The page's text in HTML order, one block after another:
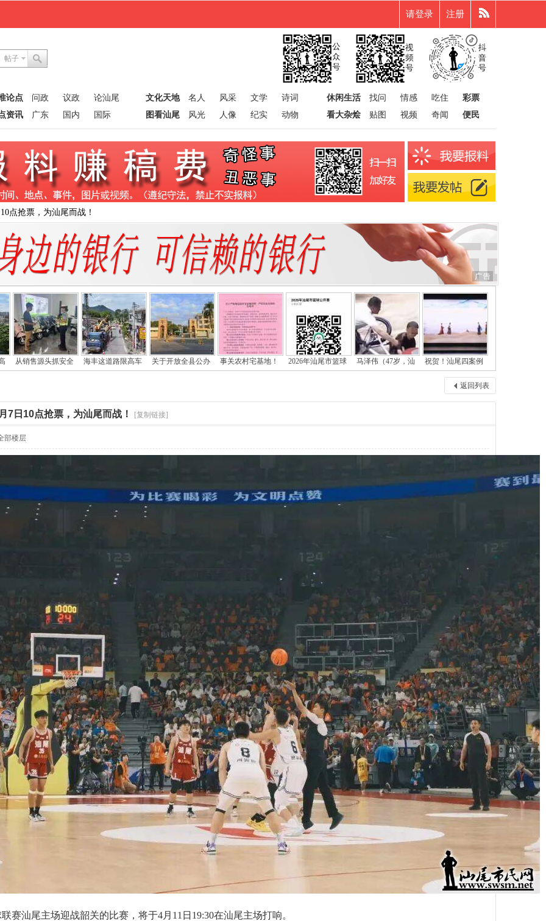
请登录 注册
帖子
论点 问政 议政
论汕尾
资讯
广东 国内 国际
文化天地 名人 风采 文学
诗词
图看汕尾
风光 人像 纪实 动物
休闲生活 找问 情感 吃住
彩票
看大杂烩
贴图 视频 奇闻 便民
点抢票，为汕尾而战！
从销售源头抓安全 海丰这道路限高车 关于开放全县公办 事关农村宅基地！ 2026年汕尾市篮球 马泽伟（47岁，汕 祝贺！汕尾四案例
返回列表
7日10点抢票，为汕尾而战！ [复制链接]
部楼层
赛汕尾主场迎战韶关的比赛，将于4月11日19:30在汕尾主场打响。